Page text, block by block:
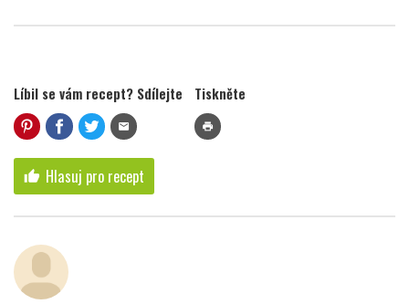
Líbil se vám recept? Sdílejte
mail
Tiskněte
print
thumb_up Hlasuj pro recept